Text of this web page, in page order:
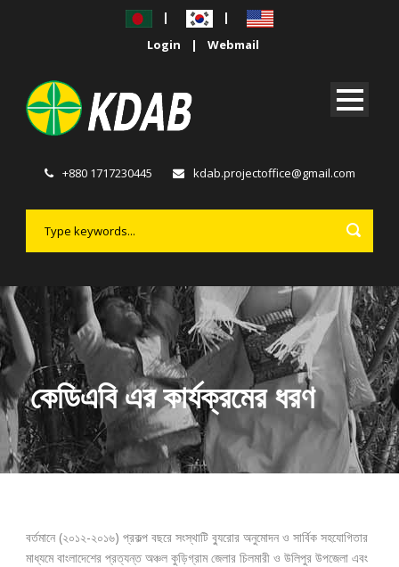
|
|
Login
| Webmail
+880 1717230445 kdab.projectoffice@gmail.com
কেডিএবি এর কার্যক্রমের ধরণ
বর্তমানে (২০১২-২০১৬) প্রকল্প বছরে সংস্থাটি ব্যুরোর অনুমোদন ও সার্বিক সহযোগিতার
মাধ্যমে বাংলাদেশের প্রত্যন্ত অঞ্চল কুড়িগ্রাম জেলার চিলমারী ও উলিপুর উপজেলা এবং